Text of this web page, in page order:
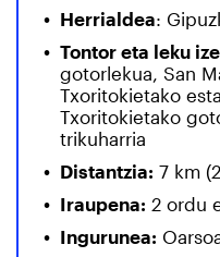
Herrialdea:
Tontor eta leku
gotorlekua, San
Txoritokietako
Txoritokietako
trikuharria
Distantzia: 7 km
Iraupena: 2 ordu
Ingurunea: